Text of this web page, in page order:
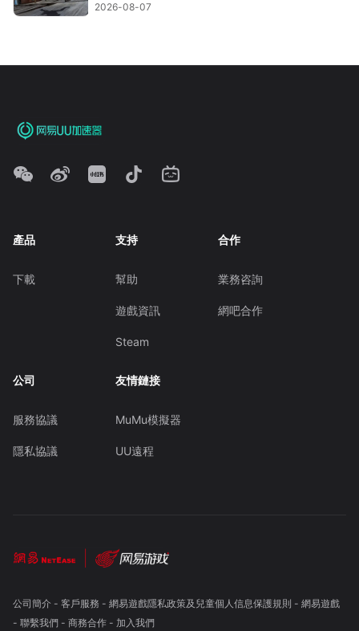
2026-08-07
產品
下載
支持
幫助
遊戲資訊
Steam
合作
業務咨詢
網吧合作
公司
服務協議
隱私協議
友情鏈接
MuMu模擬器
UU遠程
公司簡介- 客戶服務 - 網易遊戲隱私政策及兒童個人信息保護規則 - 網易遊戲
- 聯繫我們- 商務合作- 加入我們